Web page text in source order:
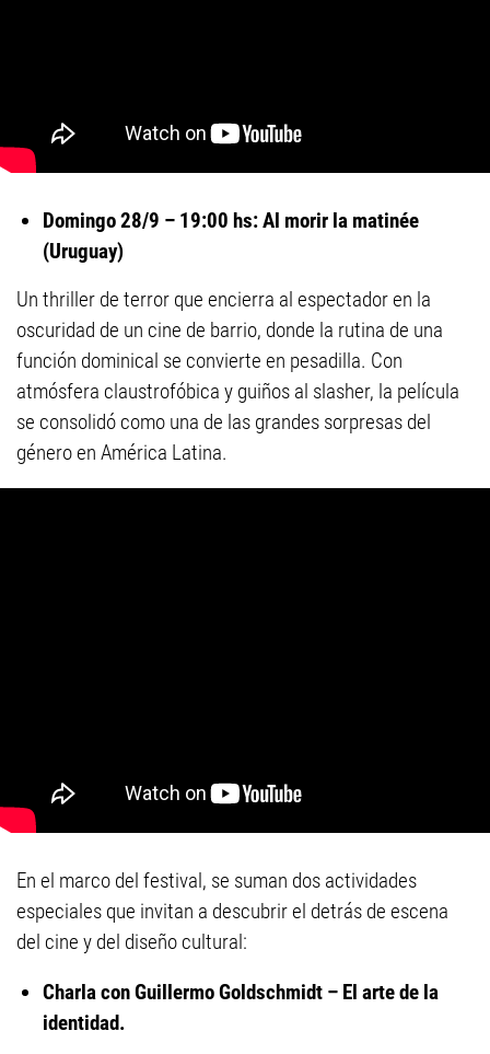
Domingo 28/9 – 19:00 hs: Al morir la matinée
(Uruguay)
Un thriller de terror que encierra al espectador en la
oscuridad de un cine de barrio, donde la rutina de una
función dominical se convierte en pesadilla. Con
atmósfera claustrofóbica y guiños al slasher, la película
se consolidó como una de las grandes sorpresas del
género en América Latina.
En el marco del festival, se suman dos actividades
especiales que invitan a descubrir el detrás de escena
del cine y del diseño cultural:
Charla con Guillermo Goldschmidt – El arte de la
identidad.